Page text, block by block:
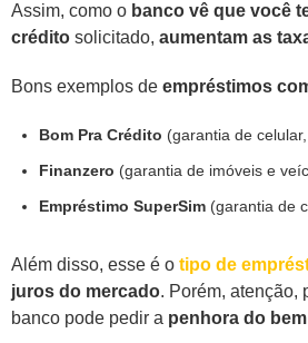
Assim, como o banco vê que você
crédito solicitado, aumentam as
Bons exemplos de empréstimos
Bom Pra Crédito (garantia de
Finanzero (garantia de imóveis e
Empréstimo SuperSim (garantia de
Além disso, esse é o tipo de
juros do mercado. Porém, atenção,
banco pode pedir a penhora do